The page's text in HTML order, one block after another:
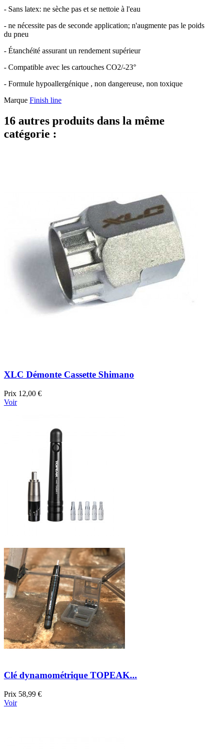
- Sans latex: ne sèche pas et se nettoie à l'eau
- ne nécessite pas de seconde application; n'augmente pas le poids
du pneu
- Étanchéité assurant un rendement supérieur
- Compatible avec les cartouches CO2/-23°
- Formule hypoallergénique , non dangereuse, non toxique
Marque Finish line
16 autres produits dans la même
catégorie :
XLC Démonte Cassette Shimano
Prix 12,00 €
Voir
Clé dynamométrique TOPEAK...
Prix 58,99 €
Voir